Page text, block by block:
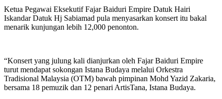
Ketua Pegawai Eksekutif Fajar Baiduri Empire Datuk Hairi
Iskandar Datuk Hj Sabiamad pula menyasarkan konsert itu bakal
menarik kunjungan lebih 12,000 penonton.
“Konsert yang julung kali dianjurkan oleh Fajar Baiduri Empire
turut mendapat sokongan Istana Budaya melalui Orkestra
Tradisional Malaysia (OTM) bawah pimpinan Mohd Yazid Zakaria,
bersama 18 pemuzik dan 12 penari ArtisTana, Istana Budaya.